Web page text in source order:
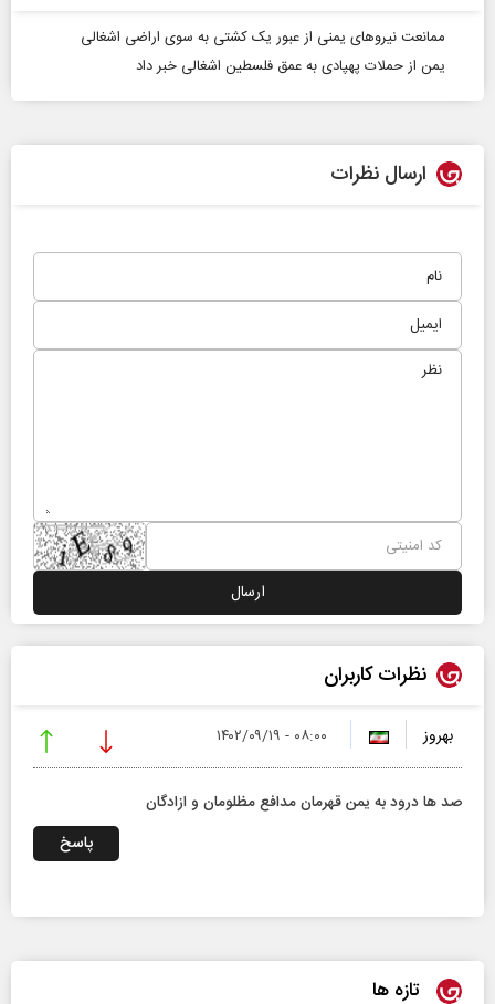
ممانعت نیرو‌های یمنی از عبور یک کشتی به سوی اراضی اشغالی
یمن از حملات پهپادی به عمق فلسطین اشغالی خبر داد
ارسال نظرات
نظرات کاربران
بهروز ۰۸:۰۰ - ۱۴۰۲/۰۹/۱۹
صد ها درود به یمن قهرمان مدافع مظلومان و ازادگان
پاسخ
تازه ها